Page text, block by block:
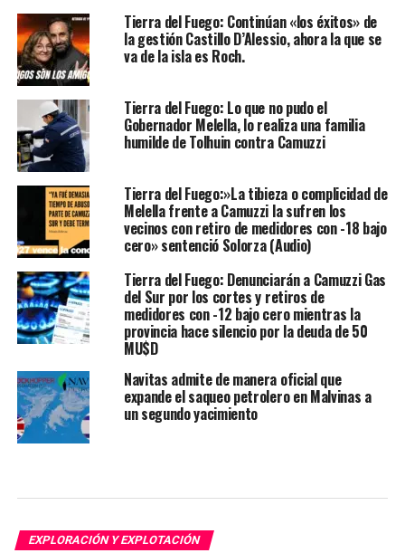
Tierra del Fuego: Continúan «los éxitos» de
la gestión Castillo D’Alessio, ahora la que se
va de la isla es Roch.
Tierra del Fuego: Lo que no pudo el
Gobernador Melella, lo realiza una familia
humilde de Tolhuin contra Camuzzi
Tierra del Fuego:»La tibieza o complicidad de
Melella frente a Camuzzi la sufren los
vecinos con retiro de medidores con -18 bajo
cero» sentenció Solorza (Audio)
Tierra del Fuego: Denunciarán a Camuzzi Gas
del Sur por los cortes y retiros de
medidores con -12 bajo cero mientras la
provincia hace silencio por la deuda de 50
MU$D
Navitas admite de manera oficial que
expande el saqueo petrolero en Malvinas a
un segundo yacimiento
EXPLORACIÓN Y EXPLOTACIÓN